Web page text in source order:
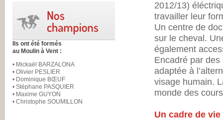
Ils ont été formés
au Moulin à Vent :
• Mickaël BARZALONA
• Olivier PESLIER
• Dominique BŒUF
• Stéphane PASQUIER
• Maxime GUYON
• Christophe SOUMILLON
2012/13)
travailler leur
Un centre de
sur le cheval.
également
Encadré par des
adaptée à
visage humain.
monde des
Un cadre de